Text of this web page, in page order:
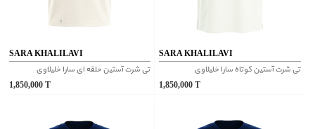
SARA KHALILAVI
تی شرت آستین حلقه ای سارا خلیلاوی
1,850,000T
SARA KHALILAVI
تی شرت آستین کوتاه سارا خلیلاوی
1,850,000 T